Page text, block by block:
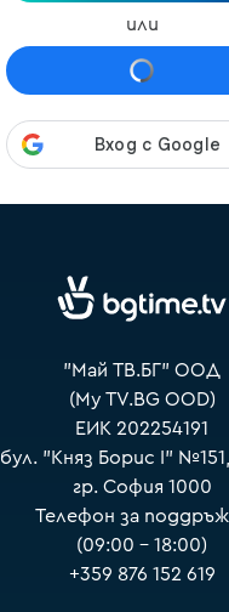
или
"Май ТВ.БГ" ООД
(My TV.BG OOD)
ЕИК 202254191
бул. "Княз Борис I"
гр. София 1000
Телефон за
(09:00 – 18:00)
+359 876 152 619